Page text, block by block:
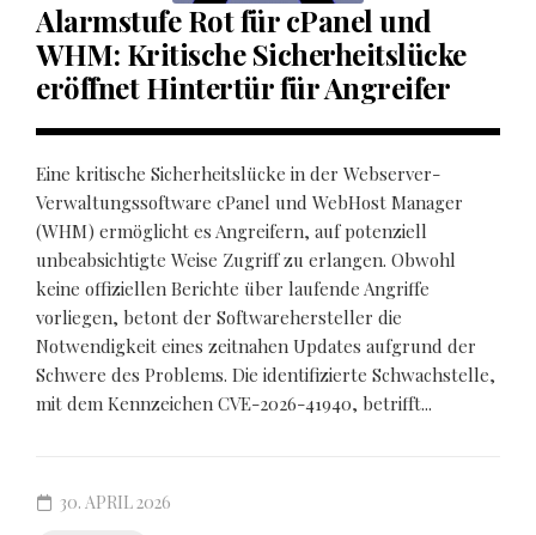
Alarmstufe Rot für cPanel und
WHM: Kritische Sicherheitslücke
eröffnet Hintertür für Angreifer
Eine kritische Sicherheitslücke in der Webserver-
Verwaltungssoftware cPanel und WebHost Manager
(WHM) ermöglicht es Angreifern, auf potenziell
unbeabsichtigte Weise Zugriff zu erlangen. Obwohl
keine offiziellen Berichte über laufende Angriffe
vorliegen, betont der Softwarehersteller die
Notwendigkeit eines zeitnahen Updates aufgrund der
Schwere des Problems. Die identifizierte Schwachstelle,
mit dem Kennzeichen CVE-2026-41940, betrifft...
30. APRIL 2026